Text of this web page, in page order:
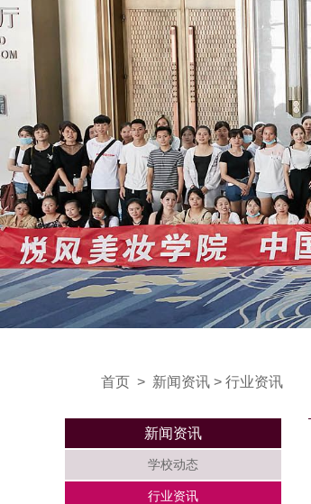
首页 > 新闻资讯 > 行业资讯
新闻资讯
学校动态
行业资讯